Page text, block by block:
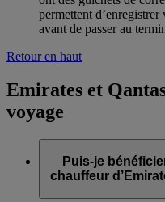
permettent
avant de passer au
Retour en haut
Emirates et
voyage
Puis-je
chauffeur